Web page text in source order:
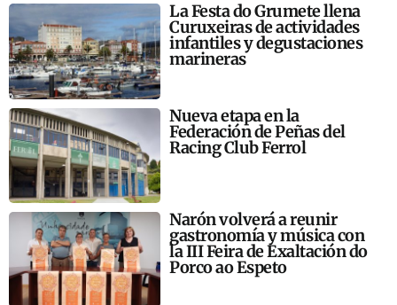
La Festa do Grumete llena
Curuxeiras de actividades
infantiles y degustaciones
marineras
Nueva etapa en la
Federación de Peñas del
Racing Club Ferrol
Narón volverá a reunir
gastronomía y música con
la III Feira de Exaltación do
Porco ao Espeto